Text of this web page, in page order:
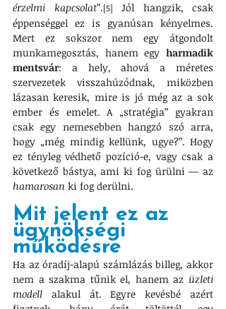
érzelmi kapcsolat”.[5]
Jól hangzik, csak
éppenséggel ez is gyanúsan kényelmes.
Mert ez sokszor nem egy átgondolt
munkamegosztás, hanem egy harmadik
mentsvár: a hely, ahová a méretes
szervezetek visszahúzódnak, miközben
lázasan keresik, mire is jó még az a sok
ember és emelet. A „stratégia” gyakran
csak egy nemesebben hangzó szó arra,
hogy „még mindig kellünk, ugye?”. Hogy
ez tényleg védhető pozíció-e, vagy csak a
hamarosan ki fog derülni.
Mit jelent ez az
ügynökségi
működésre
Ha az óradíj-alapú számlázás billeg, akkor
nem a szakma tűnik el, hanem az üzleti
modell alakul át. Egyre kevésbé azért